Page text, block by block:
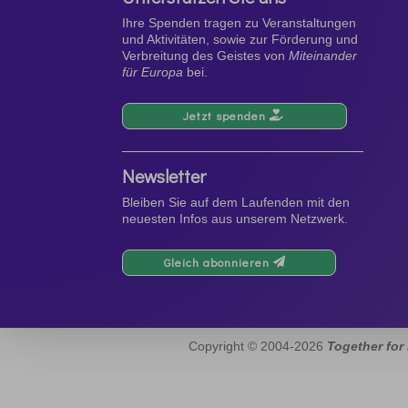
Ihre Spenden tragen zu Veranstaltungen
und Aktivitäten, sowie zur Förderung und
Verbreitung des Geistes vonMiteinander
für Europa bei.
Jetzt spenden
Newsletter
Bleiben Sie auf dem Laufenden mit den
neuesten Infos aus unserem Netzwerk.
Gleich abonnieren
Copyright © 2004-2026 Together for